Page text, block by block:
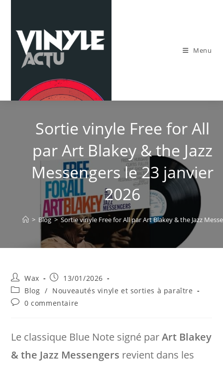
content
Menu
Sortie vinyle Free for All
par Art Blakey & the Jazz
Messengers le 23 janvier
2026
> Blog > Sortie vinyle Free for All par Art Blakey & the Jazz
Auteur/autrice
de
la
publication :
Wax
Publication
publiée :
13/01/2026
Post
category:
Blog / Nouveautés vinyle et sorties à paraître
Commentaires
0 commentaire
Le classique Blue Note signé parArt Blakey
& the Jazz Messengers revient dans les